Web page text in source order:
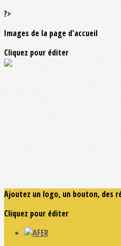
?>
Images de la page d'accueil
Cliquez pour éditer
Ajoutez un logo, un bouton, des
Cliquez pour éditer